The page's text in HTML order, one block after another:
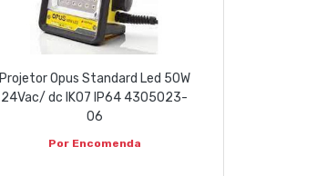
Projetor Opus Standard Led 50W
24Vac/ dc IK07 IP64 4305023-
06
Por Encomenda